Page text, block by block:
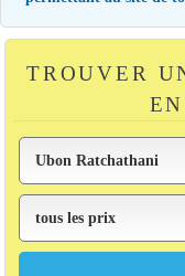
TROUVER